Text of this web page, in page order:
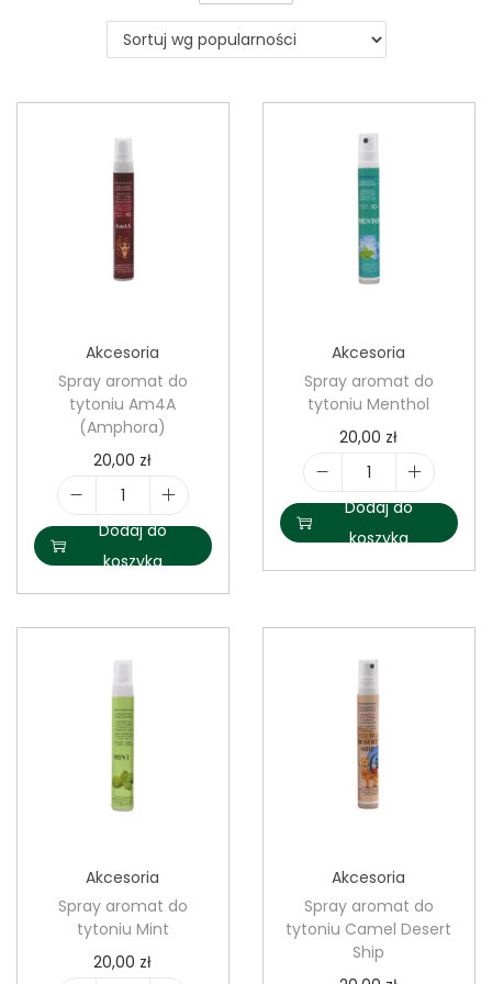
n
Akcesoria
Spray aromat do
tytoniu Am4A
(Amphora)
20,00 zł
l
o
ś
ć
S
p
r
a
y
a
o
m
a
t
Dodaj do
koszyka
Akcesoria
Spray aromat do
tytoniu Menthol
20,00 zł
l
o
ś
p
r
a
y
a
m
a
t
d
Dodaj do
koszyka
Akcesoria
Spray aromat do
tytoniu Mint
20,00 zł
Akcesoria
Spray aromat do
tytoniu Camel Desert
Ship